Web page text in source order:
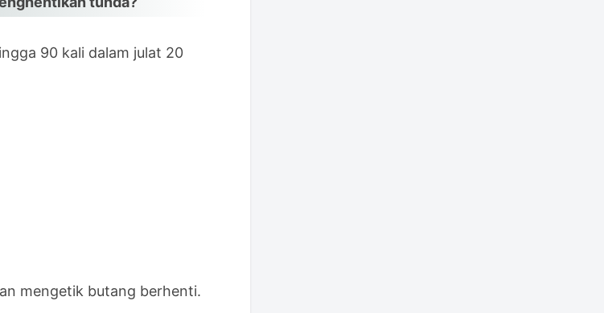
90 kali dalam julat 20
mengetik butang berhenti.